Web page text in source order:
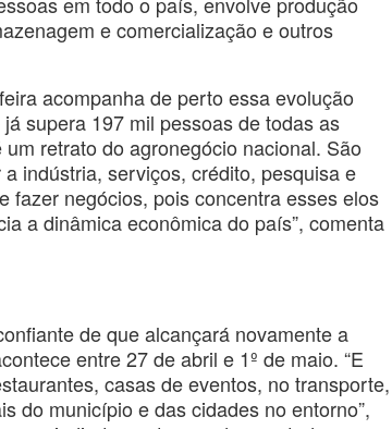
e comercialização e outros
acompanha de perto essa evolução
supera 197 mil pessoas de todas as
retrato do agronegócio nacional. São
indústria, serviços, crédito, pesquisa e
fazer negócios, pois concentra esses elos
a dinâmica econômica do país”, comenta
de que alcançará novamente a
entre 27 de abril e 1º de maio. “E
casas de eventos, no transporte,
do município e das cidades no entorno”,